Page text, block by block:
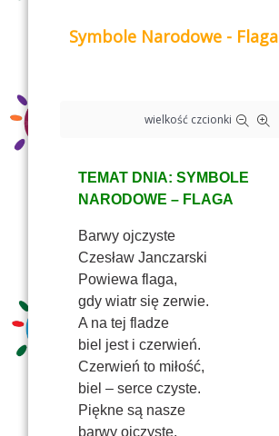
Symbole Narodowe - Flaga
wielkość czcionki
TEMAT DNIA: SYMBOLE
NARODOWE – FLAGA
Barwy ojczyste
Czesław Janczarski
Powiewa flaga,
gdy wiatr się zerwie.
A na tej fladze
biel jest i czerwień.
Czerwień to miłość,
biel – serce czyste.
Piękne są nasze
barwy ojczyste.